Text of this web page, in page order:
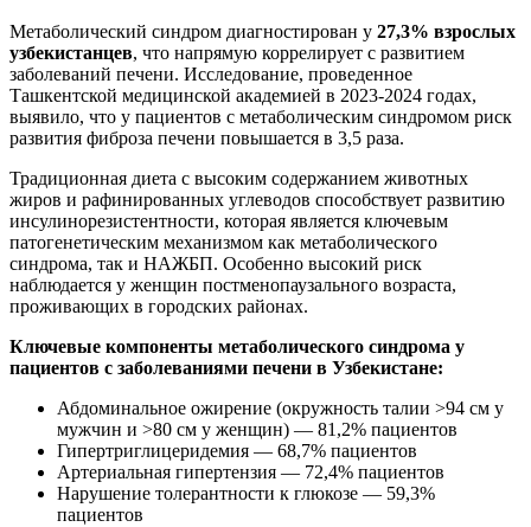
Метаболический синдром диагностирован у 27,3% взрослых
узбекистанцев, что напрямую коррелирует с развитием
заболеваний печени. Исследование, проведенное
Ташкентской медицинской академией в 2023-2024 годах,
выявило, что у пациентов с метаболическим синдромом риск
развития фиброза печени повышается в 3,5 раза.
Традиционная диета с высоким содержанием животных
жиров и рафинированных углеводов способствует развитию
инсулинорезистентности, которая является ключевым
патогенетическим механизмом как метаболического
синдрома, так и НАЖБП. Особенно высокий риск
наблюдается у женщин постменопаузального возраста,
проживающих в городских районах.
Ключевые компоненты метаболического синдрома у
пациентов с заболеваниями печени в Узбекистане:
Абдоминальное ожирение (окружность талии >94 см у
мужчин и >80 см у женщин) — 81,2% пациентов
Гипертриглицеридемия — 68,7% пациентов
Артериальная гипертензия — 72,4% пациентов
Нарушение толерантности к глюкозе — 59,3%
пациентов